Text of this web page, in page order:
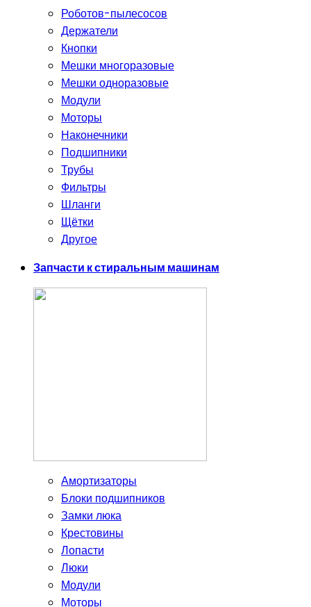
Роботов-пылесосов
Держатели
Кнопки
Мешки многоразовые
Мешки одноразовые
Модули
Моторы
Наконечники
Подшипники
Трубы
Фильтры
Шланги
Щётки
Другое
Запчасти к стиральным машинам
Амортизаторы
Блоки подшипников
Замки люка
Крестовины
Лопасти
Люки
Модули
Моторы